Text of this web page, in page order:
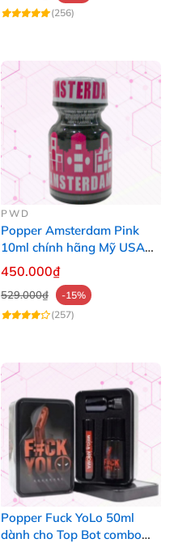
(256)
PWD
Popper Amsterdam Pink
10ml chính hãng Mỹ USA
PWD
450.000₫
529.000₫
-15%
(257)
Popper Fuck YoLo 50ml
dành cho Top Bot combo